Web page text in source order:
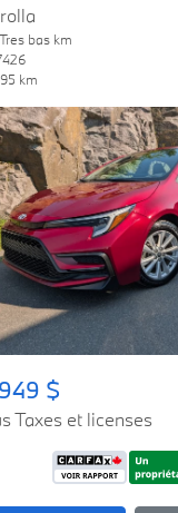
bas km
km
$
Taxes et licenses